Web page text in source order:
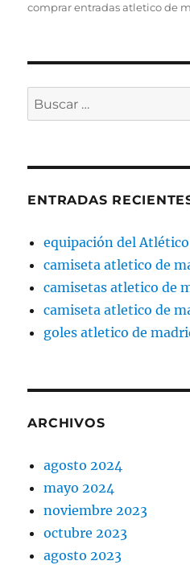
comprar entradas atletico de
Buscar
por:
ENTRADAS
equipación del
camiseta atletico de
camisetas atletico de
camiseta atletico de
goles atletico de
ARCHIVOS
agosto 2024
mayo 2024
noviembre 2023
octubre 2023
agosto 2023